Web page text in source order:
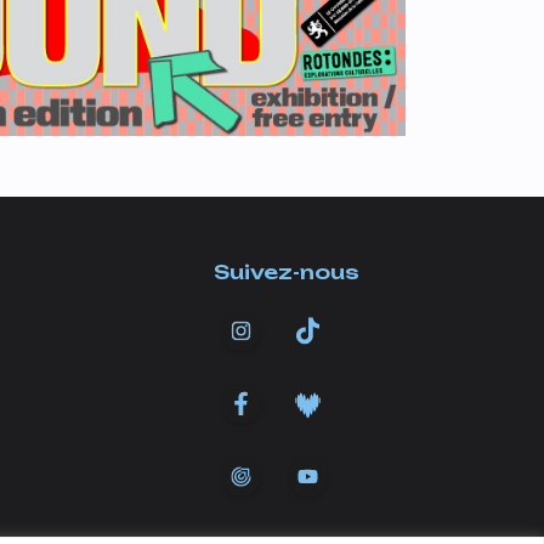
Suivez-nous